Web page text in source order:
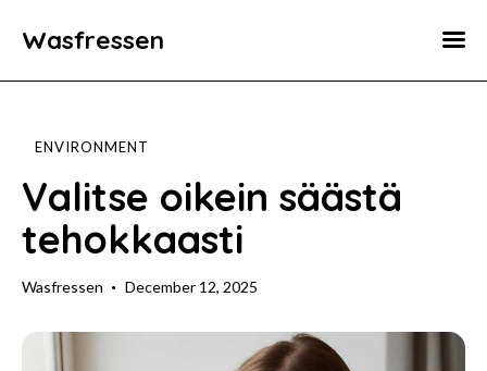
Wasfressen
Home
Environment
Food
Fun Facts
ENVIRONMENT
Valitse oikein säästä
tehokkaasti
Wasfressen December 12, 2025